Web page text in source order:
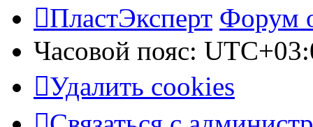
ПластЭксперт Форум
Часовой пояс:
Удалить cookies